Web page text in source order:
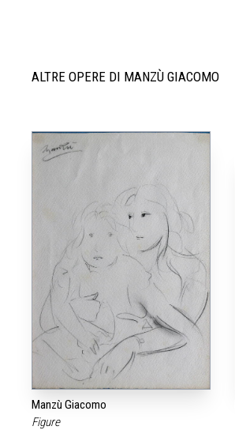
ALTRE OPERE DI MANZÙ GIACOMO
Manzù Giacomo
Figure